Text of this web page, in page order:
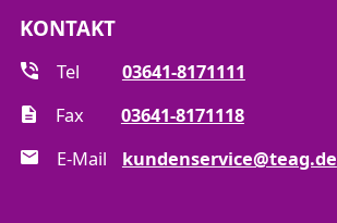
KONTAKT
Tel
03641-8171111
Fax
03641-8171118
E-Mail
kundenservice@teag.de